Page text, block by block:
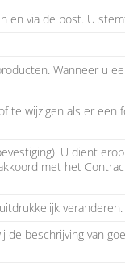
en via de post. U
Wanneer u
te wijzigen als er een
U dient
met het
veranderen.
beschrijving van